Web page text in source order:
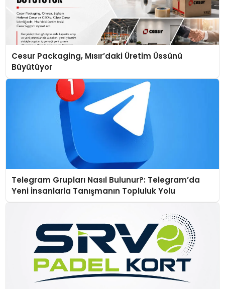
Cesur Packaging, Mısır’daki Üretim Üssünü
Büyütüyor
Telegram Grupları Nasıl Bulunur?: Telegram’da
Yeni İnsanlarla Tanışmanın Topluluk Yolu